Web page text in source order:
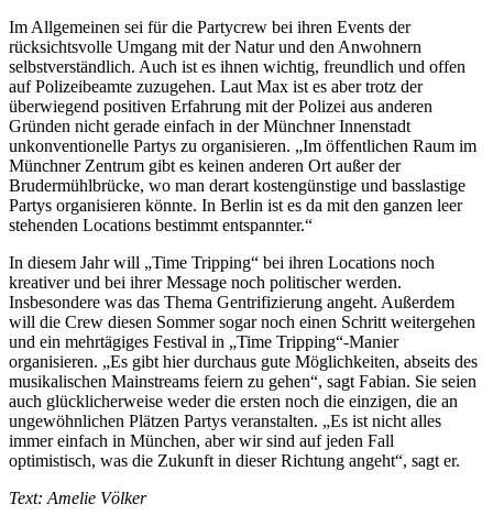
Im Allgemeinen sei für die Partycrew bei ihren Events der
rücksichtsvolle Umgang mit der Natur und den Anwohnern
selbstverständlich. Auch ist es ihnen wichtig, freundlich und offen
auf Polizeibeamte zuzugehen. Laut Max ist es aber trotz der
überwiegend positiven Erfahrung mit der Polizei aus anderen
Gründen nicht gerade einfach in der Münchner Innenstadt
unkonventionelle Partys zu organisieren. „Im öffentlichen Raum im
Münchner Zentrum gibt es keinen anderen Ort außer der
Brudermühlbrücke, wo man derart kostengünstige und basslastige
Partys organisieren könnte. In Berlin ist es da mit den ganzen leer
stehenden Locations bestimmt entspannter.“
In diesem Jahr will „Time Tripping“ bei ihren Locations noch
kreativer und bei ihrer Message noch politischer werden.
Insbesondere was das Thema Gentrifizierung angeht. Außerdem
will die Crew diesen Sommer sogar noch einen Schritt weitergehen
und ein mehrtägiges Festival in „Time Tripping“-Manier
organisieren. „Es gibt hier durchaus gute Möglichkeiten, abseits des
musikalischen Mainstreams feiern zu gehen“, sagt Fabian. Sie seien
auch glücklicherweise weder die ersten noch die einzigen, die an
ungewöhnlichen Plätzen Partys veranstalten. „Es ist nicht alles
immer einfach in München, aber wir sind auf jeden Fall
optimistisch, was die Zukunft in dieser Richtung angeht“, sagt er.
Text: Amelie Völker